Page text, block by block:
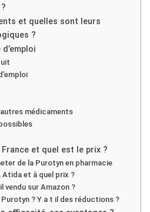
et quelles sont leurs
?
médicaments
et quel est le prix ?
de la Purotyn en pharmacie
et à quel prix ?
vendu sur Amazon ?
Purotyn ? Y a t il des réductions ?